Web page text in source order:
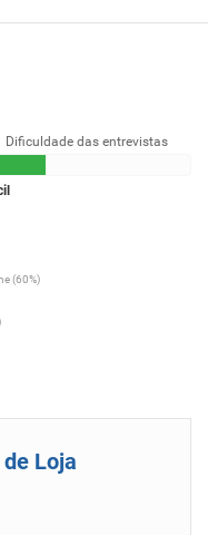
Dificuldade das entrevistas
(60%)
Loja